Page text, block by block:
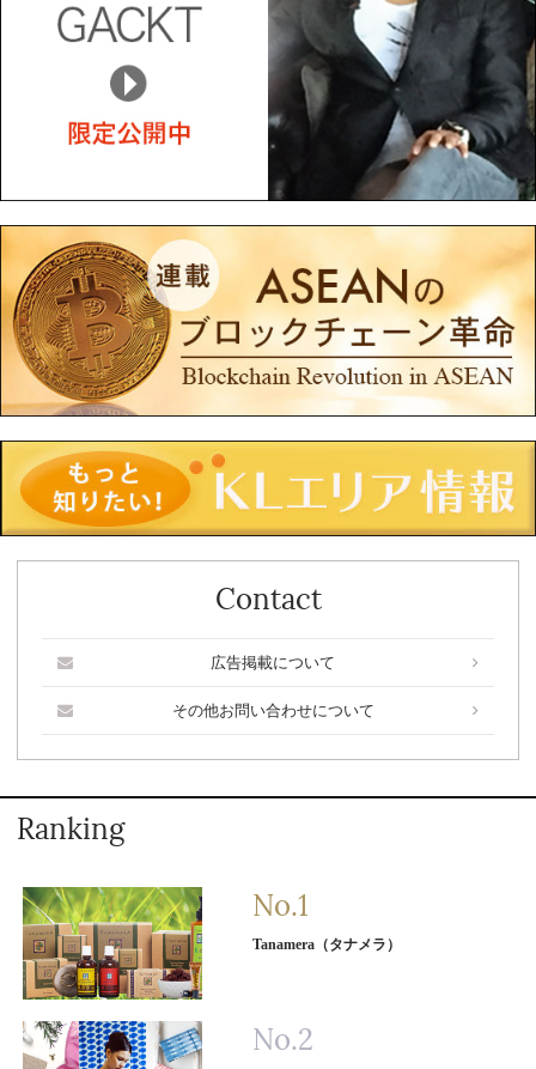
Contact
広告掲載について
その他お問い合わせについて
Ranking
Tanamera（タナメラ）